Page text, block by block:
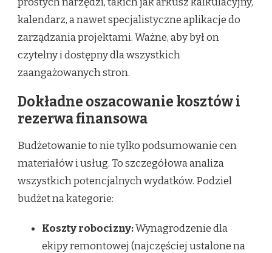
kalendarz, a nawet specjalistyczne aplikacje do
zarządzania projektami. Ważne, aby był on
czytelny i dostępny dla wszystkich
zaangażowanych stron.
Dokładne oszacowanie kosztów i
rezerwa finansowa
Budżetowanie to nie tylko podsumowanie cen
materiałów i usług. To szczegółowa analiza
wszystkich potencjalnych wydatków. Podziel
budżet na kategorie:
Koszty robocizny:Wynagrodzenie dla
ekipy remontowej (najczęściej ustalone na